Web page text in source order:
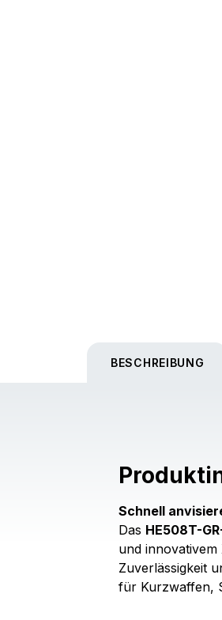
BESCHREIBUNG
Schnell
Das HE508T-
und
Zuverlässigkeit
für Kurzwaffen,